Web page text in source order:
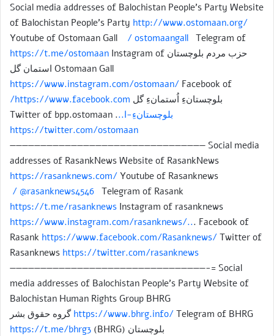
Social media addresses of Balochistan People’s Party Website
of Balochistan People’s Party http://www.ostomaan.org/
Youtube of Ostomaan Gall
/ ostomaangall Telegram of
حزب مردم بلوچستان
https://t.me/ostomaan Instagram of
Ostomaan Gall استمان گل
https://www.instagram.com/ostomaan/ Facebook of
بلوچستانءِ اُستمانءِ گل
https://www.facebook.com/
بلوچستانءِ-ا... Twitter of bpp.ostomaan
https://twitter.com/ostomaan
———————————————————————————————— Social media
addresses of RasankNews Website of RasankNews
https://rasanknews.com/ Youtube of Rasanknews
/ @rasanknews4546 Telegram of Rasank
https://t.me/rasanknews Instagram of rasanknews
https://www.instagram.com/rasanknews/... Facebook of
Rasank https://www.facebook.com/Rasanknews/ Twitter of
Rasanknews https://twitter.com/rasanknews
————————————————————————————————-= Social
media addresses of Balochistan People’s Party Website of
Balochistan Human Rights Group BHRG
https://www.bhrg.info/ Telegram of BHRG گروه حقوق بشر
بلوچستان (BHRG)
https://t.me/bhrg3